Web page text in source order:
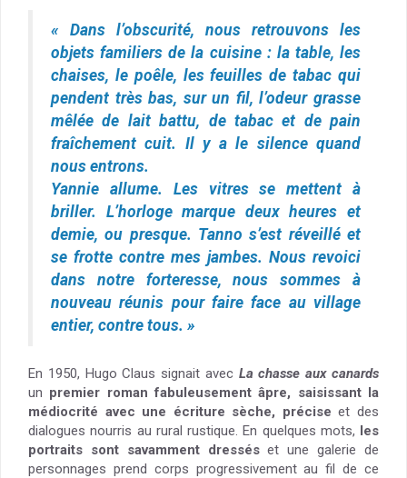
« Dans l’obscurité, nous retrouvons les
objets familiers de la cuisine : la table, les
chaises, le poêle, les feuilles de tabac qui
pendent très bas, sur un fil, l’odeur grasse
mêlée de lait battu, de tabac et de pain
fraîchement cuit. Il y a le silence quand
nous entrons.
Yannie allume. Les vitres se mettent à
briller. L’horloge marque deux heures et
demie, ou presque. Tanno s’est réveillé et
se frotte contre mes jambes. Nous revoici
dans notre forteresse, nous sommes à
nouveau réunis pour faire face au village
entier, contre tous. »
En 1950, Hugo Claus signait avec La chasse aux canards
un premier roman fabuleusement âpre, saisissant la
médiocrité avec une écriture sèche, précise et des
dialogues nourris au rural rustique. En quelques mots, les
portraits sont savamment dresséset une galerie de
personnages prend corps progressivement au fil de ce